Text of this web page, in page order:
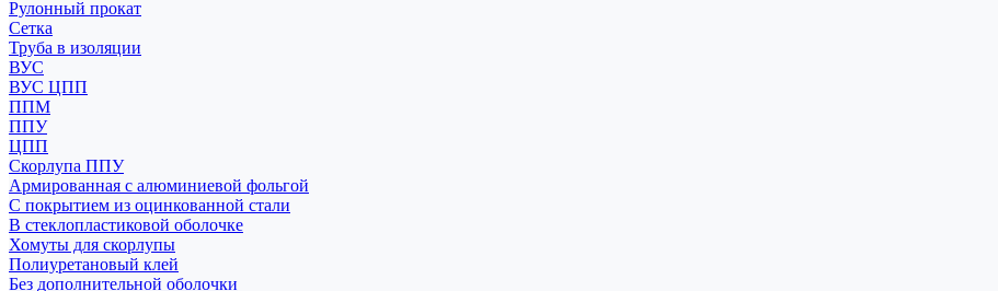
Рулонный прокат
Сетка
Труба в изоляции
ВУС
ВУС ЦПП
ППМ
ППУ
ЦПП
Скорлупа ППУ
Армированная с алюминиевой фольгой
С покрытием из оцинкованной стали
В стеклопластиковой оболочке
Хомуты для скорлупы
Полиуретановый клей
Без дополнительной оболочки